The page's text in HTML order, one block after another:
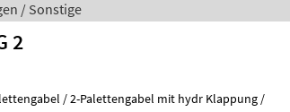
/ Sonstige
2
/ 2-Palettengabel mit hydr Klappung /